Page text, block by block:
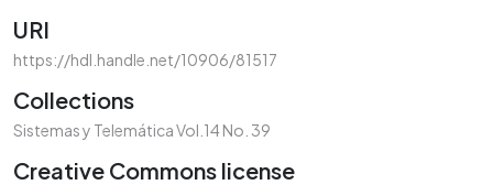
URI
https://hdl.handle.net/10906/81517
Collections
Sistemas y Telemática Vol.14 No. 39
Creative Commons license